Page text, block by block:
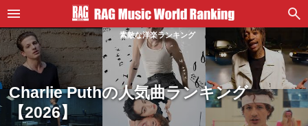
素敵な洋楽ランキング
Charlie Puthの人気曲ランキング
【2026】